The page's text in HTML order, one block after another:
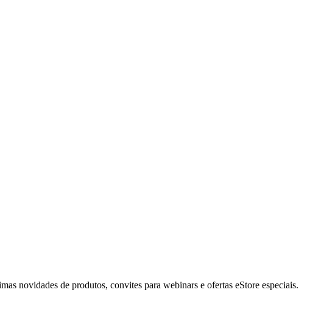
novidades de produtos, convites para webinars e ofertas eStore especiais.